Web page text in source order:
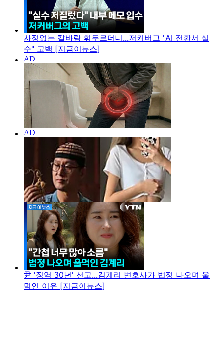
사정없는 칼바람 휘두르더니...저커버그 "AI 전환서 실
수" 고백 [지금이뉴스]
尹 '징역 30년' 선고...김계리 변호사가 법정 나오며 울
먹인 이유 [지금이뉴스]